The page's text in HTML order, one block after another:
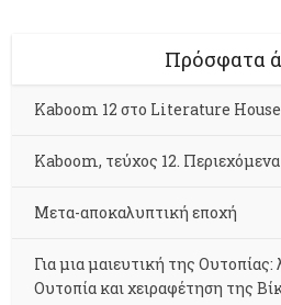
Πρόσφατα
Kaboom 12 στο Literature House
Kaboom, τεύχος 12.
Μετα-αποκαλυπτική εποχή
Για μια μαιευτική της Ουτοπίας:
Ουτοπία και χειραφέτηση της